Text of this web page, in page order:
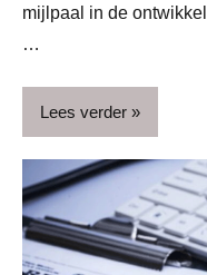
mijlpaal in de
…
Lees verder
Baby
Blog
Dreumes